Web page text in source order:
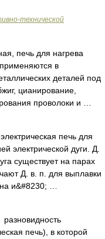
технической
печь для нагрева
в
деталей под
цианирование,
проволоки и …
печь для
электрической дуги. Д.
существует на парах
Д. в. п. для выплавки
и&#8230; …
печь), в которой